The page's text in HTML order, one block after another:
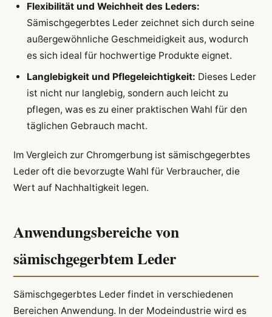
Flexibilität und Weichheit des Leders:
Sämischgegerbtes Leder zeichnet sich durch seine
außergewöhnliche Geschmeidigkeit aus, wodurch
es sich ideal für hochwertige Produkte eignet.
Langlebigkeit und Pflegeleichtigkeit: Dieses Leder
ist nicht nur langlebig, sondern auch leicht zu
pflegen, was es zu einer praktischen Wahl für den
täglichen Gebrauch macht.
Im Vergleich zur Chromgerbung ist sämischgegerbtes
Leder oft die bevorzugte Wahl für Verbraucher, die
Wert auf Nachhaltigkeit legen.
Anwendungsbereiche von
sämischgegerbtem Leder
Sämischgegerbtes Leder findet in verschiedenen
Bereichen Anwendung. In der Modeindustrie wird es